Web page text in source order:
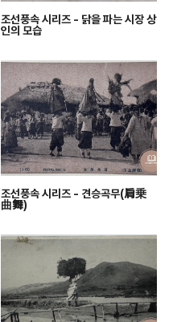
조선풍속 시리즈 - 닭을 파는 시장 상
인의 모습
조선풍속 시리즈 - 견승곡무(肩乗
曲舞)